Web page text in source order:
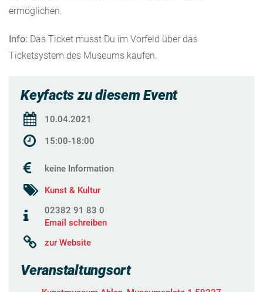
ermöglichen.
Info: Das Ticket musst Du im Vorfeld über das
Ticketsystem des Museums kaufen.
Keyfacts zu diesem Event
10.04.2021
15:00-18:00
keine Information
Kunst & Kultur
02382 91 83 0
Email schreiben
zur Website
Veranstaltungsort